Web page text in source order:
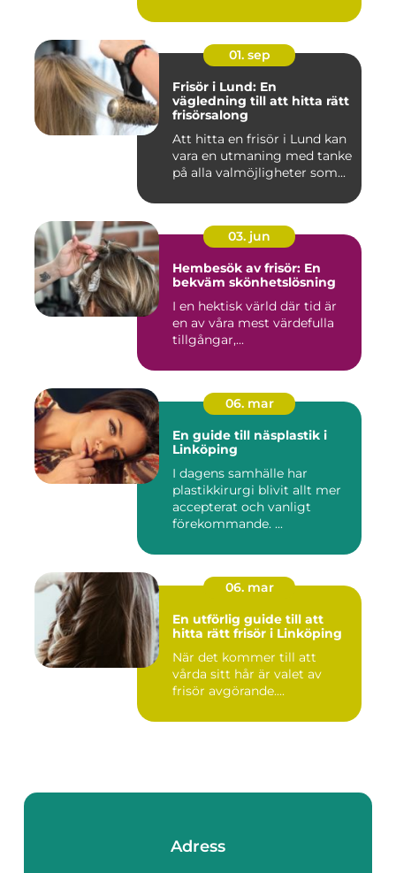
01. sep
Frisör i Lund: En
vägledning till att hitta rätt
frisörsalong
Att hitta en frisör i Lund kan
vara en utmaning med tanke
på alla valmöjligheter som...
03. jun
Hembesök av frisör: En
bekväm skönhetslösning
I en hektisk värld där tid är
en av våra mest värdefulla
tillgångar,...
06. mar
En guide till näsplastik i
Linköping
I dagens samhälle har
plastikkirurgi blivit allt mer
accepterat och vanligt
förekommande. ...
06. mar
En utförlig guide till att
hitta rätt frisör i Linköping
När det kommer till att
vårda sitt hår är valet av
frisör avgörande....
Adress